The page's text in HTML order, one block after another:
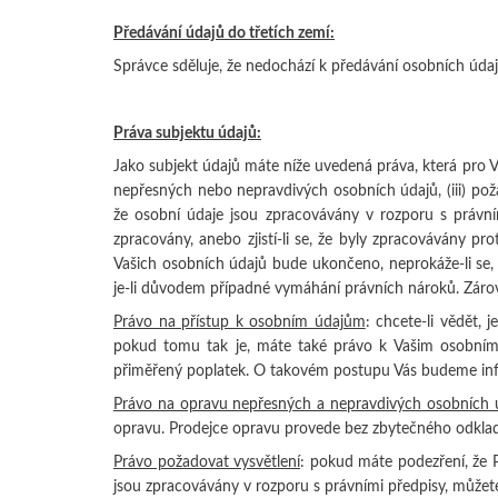
Předávání údajů do třetích zemí:
Správce sděluje, že nedochází k předávání osobních
Práva subjektu údajů:
Jako subjekt údajů máte níže uvedená práva, která
nepřesných nebo nepravdivých osobních údajů, (iii)
že osobní údaje jsou zpracovávány v rozporu s
zpracovány, anebo zjistí-li se, že byly zpracovávány
Vašich osobních údajů bude ukončeno, neprokáže-li
je-li důvodem případné vymáhání právních nároků.
Právo na přístup k osobním údajům: chcete-li vědět,
pokud tomu tak je, máte také právo k Vašim
přiměřený poplatek. O takovém postupu Vás budeme
Právo na opravu nepřesných a nepravdivých osobních
opravu. Prodejce opravu provede bez zbytečného
Právo požadovat vysvětlení: pokud máte podezření, že
jsou zpracovávány v rozporu s právními předpisy,